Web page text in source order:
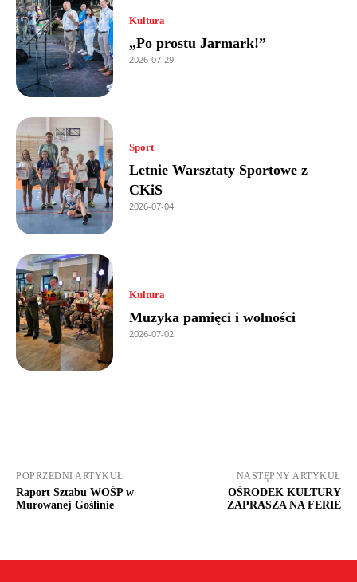
Kultura
„Po prostu Jarmark!”
2026-07-29
Sport
Letnie Warsztaty Sportowe z
CKiS
2026-07-04
Kultura
Muzyka pamięci i wolności
2026-07-02
POPRZEDNI ARTYKUŁ
Raport Sztabu WOŚP w
Murowanej Goślinie
NASTĘPNY ARTYKUŁ
OŚRODEK KULTURY
ZAPRASZA NA FERIE